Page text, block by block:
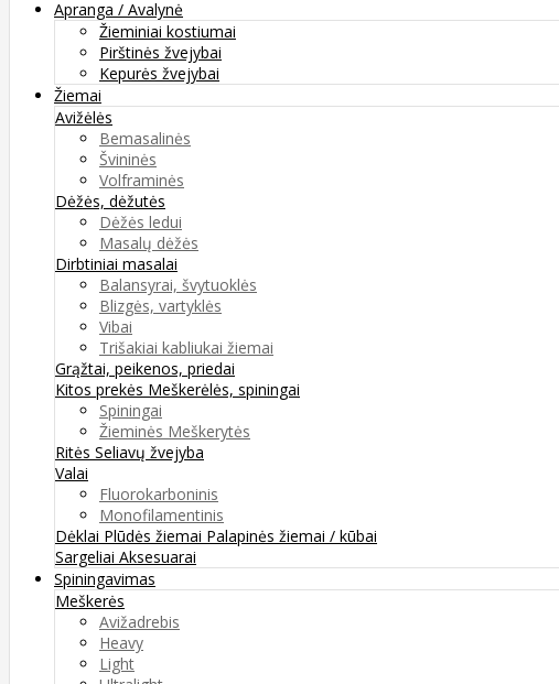
Apranga / Avalynė
Žieminiai kostiumai
Pirštinės žvejybai
Kepurės žvejybai
Žiemai
Avižėlės
Bemasalinės
Švininės
Volframinės
Dėžės, dėžutės
Dėžės ledui
Masalų dėžės
Dirbtiniai masalai
Balansyrai, švytuoklės
Blizgės, vartyklės
Vibai
Trišakiai kabliukai žiemai
Grąžtai, peikenos, priedai
Kitos prekės Meškerėlės, spiningai
Spiningai
Žieminės Meškerytės
Ritės Seliavų žvejyba
Valai
Fluorokarboninis
Monofilamentinis
Dėklai Plūdės žiemai Palapinės žiemai / kūbai
Sargeliai Aksesuarai
Spiningavimas
Meškerės
Avižadrebis
Heavy
Light